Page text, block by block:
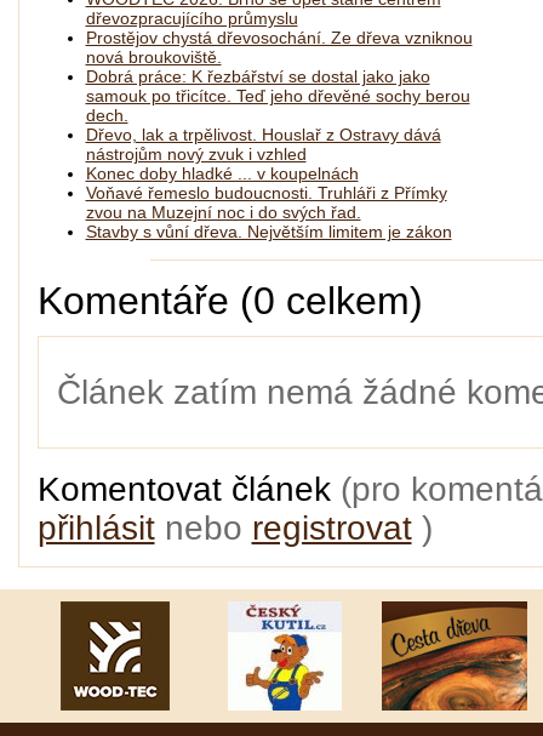
dřevozpracujícího průmyslu
Prostějov chystá dřevosochání. Ze dřeva vzniknou
nová broukoviště.
Dobrá práce: K řezbářství se dostal jako jako
samouk po třicítce. Teď jeho dřevěné sochy berou
dech.
Dřevo, lak a trpělivost. Houslař z Ostravy dává
nástrojům nový zvuk i vzhled
Konec doby hladké ... v koupelnách
Voňavé řemeslo budoucnosti. Truhláři z Přímky
zvou na Muzejní noc i do svých řad.
Stavby s vůní dřeva. Největším limitem je zákon
Komentáře (0 celkem)
Článek zatím nemá žádné
Komentovat článek (pro
přihlásitnebo registrovat)